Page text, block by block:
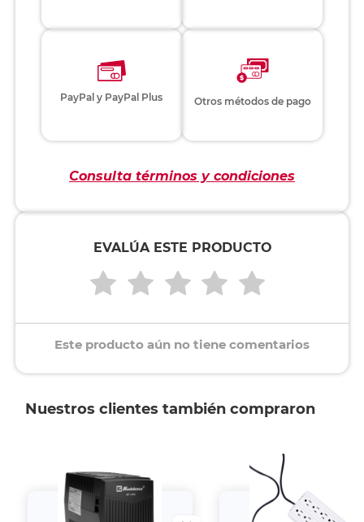
PayPal y PayPal Plus Otros métodos de pago
Consulta términos y condiciones
EVALÚA ESTE PRODUCTO
Este producto aún no tiene comentarios
Nuestros clientes también compraron